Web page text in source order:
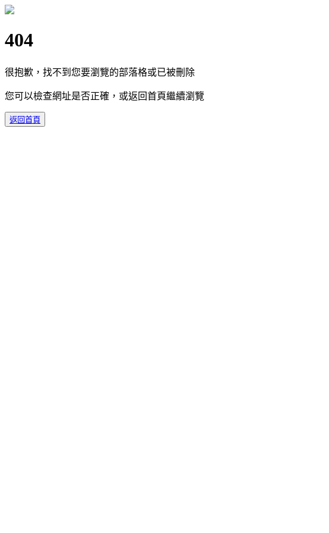
404
很抱歉，找不到您要瀏覽的部落格或已被刪除
您可以檢查網址是否正確，或返回首頁繼續瀏覽
返回首頁